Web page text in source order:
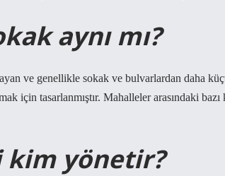
aynı mı?
ve genellikle sokak ve bulvarlardan daha
için tasarlanmıştır. Mahalleler arasındaki
kim yönetir?